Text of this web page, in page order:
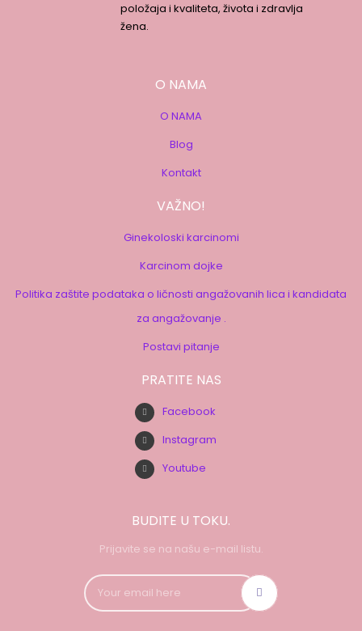
položaja i kvaliteta, života i zdravlja
žena.
O NAMA
O NAMA
Blog
Kontakt
VAŽNO!
Ginekoloski karcinomi
Karcinom dojke
Politika zaštite podataka o ličnosti angažovanih lica i kandidata
za angažovanje .
Postavi pitanje
PRATITE NAS
Facebook
Instagram
Youtube
BUDITE U TOKU.
Prijavite se na našu e-mail listu.